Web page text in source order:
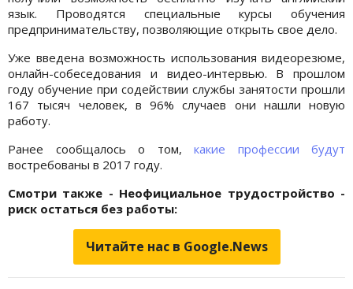
язык. Проводятся специальные курсы обучения
предпринимательству, позволяющие открыть свое дело.
Уже введена возможность использования видеорезюме,
онлайн-собеседования и видео-интервью. В прошлом
году обучение при содействии службы занятости прошли
167 тысяч человек, в 96% случаев они нашли новую
работу.
Ранее сообщалось о том, какие профессии будут
востребованы в 2017 году.
Смотри также - Неофициальное трудостройство -
риск остаться без работы:
Читайте нас в Google.News